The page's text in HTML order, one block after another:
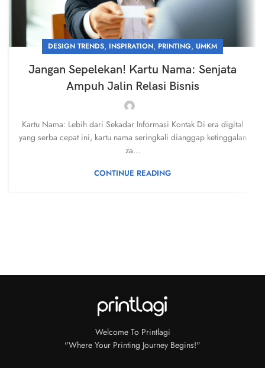
DESIGN TRENDS, INSPIRATION, PRINTING, UMKM
Jangan Sepelekan! Kartu Nama: Senjata
Ampuh Jalin Relasi Bisnis
Kartu Nama: Lebih dari Sekadar Informasi Kontak Di era digital
yang serba cepat ini, kartu nama seringkali dianggap ketinggalan
za...
CONTINUE READING
Welcome To Printlagi
"Where Your Printing Journey Begins!"